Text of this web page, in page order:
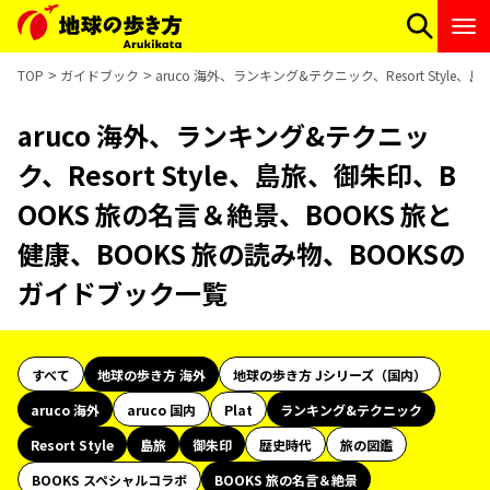
TOP ガイドブック aruco 海外、ランキング&テクニック、Resort Style、島
aruco 海外、ランキング&テクニッ
ク、Resort Style、島旅、御朱印、B
OOKS 旅の名言＆絶景、BOOKS 旅と
健康、BOOKS 旅の読み物、BOOKSの
ガイドブック一覧
すべて 地球の歩き方 海外
地球の歩き方 Jシリーズ（国内）
aruco 海外
aruco 国内 Plat
ランキング&テクニック
Resort Style
島旅 御朱印 歴史時代
旅の図鑑
BOOKS スペシャルコラボ
BOOKS 旅の名言＆絶景